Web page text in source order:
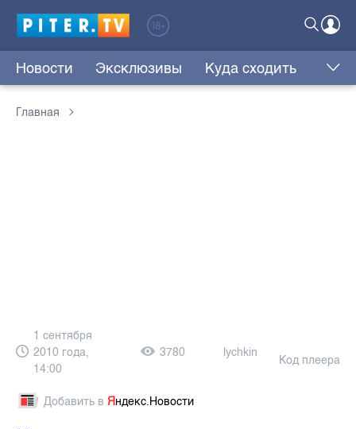
Новости Эксклюзивы Куда сходить
Главная
1 сентября
2010 года,
14:00
3780 lychkin
Код плеера
Добавить в Яндекс.Новости